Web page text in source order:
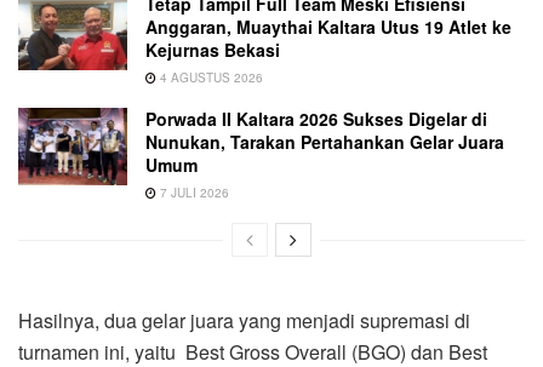
Anggaran, Muaythai Kaltara Utus 19 Atlet ke
Kejurnas Bekasi
4 AGUSTUS 2026
Porwada II Kaltara 2026 Sukses Digelar di
Nunukan, Tarakan Pertahankan Gelar Juara
Umum
7 JULI 2026
Hasilnya, dua gelar juara yang menjadi supremasi di
turnamen ini, yaitu Best Gross Overall (BGO) dan Best